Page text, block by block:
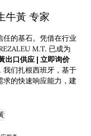
牛黃 专家
的基石。凭借在行业
M.T. 已成为
出口供应 | 立即询价
我们扎根西班牙，基于
的快速响应能力，建